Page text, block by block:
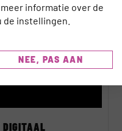
DIGITAAL
informatie over de
instellingen.
NEE, PAS AAN